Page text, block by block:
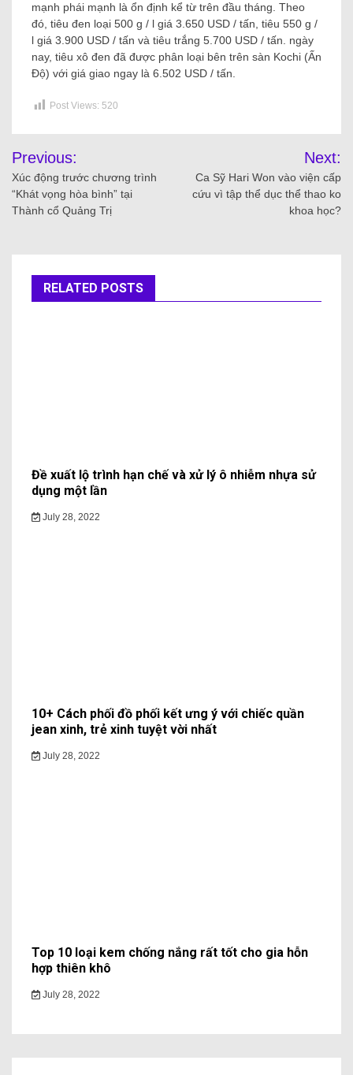
mạnh phái mạnh là ổn định kể từ trên đầu tháng. Theo
đó, tiêu đen loại 500 g / l giá 3.650 USD / tấn, tiêu 550 g /
l giá 3.900 USD / tấn và tiêu trắng 5.700 USD / tấn. ngày
nay, tiêu xô đen đã được phân loại bên trên sàn Kochi (Ấn
Độ) với giá giao ngay là 6.502 USD / tấn.
Post Views: 520
Previous:
Xúc động trước chương trình
“Khát vọng hòa bình” tại
Thành cổ Quảng Trị
Next:
Ca Sỹ Hari Won vào viện cấp
cứu vì tập thể dục thể thao ko
khoa học?
RELATED POSTS
Đề xuất lộ trình hạn chế và xử lý ô nhiễm nhựa sử
dụng một lần
July 28, 2022
10+ Cách phối đồ phối kết ưng ý với chiếc quần
jean xinh, trẻ xinh tuyệt vời nhất
July 28, 2022
Top 10 loại kem chống nắng rất tốt cho gia hỗn
hợp thiên khô
July 28, 2022